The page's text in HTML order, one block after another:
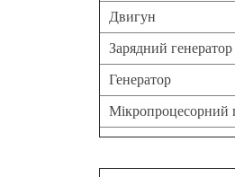
Двигун
Зарядний генератор
Генератор
Мікропроцесорний